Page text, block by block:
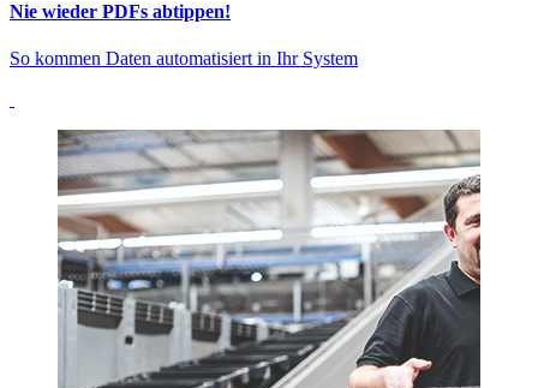
Nie wieder PDFs abtippen!
So kommen Daten automatisiert in Ihr System